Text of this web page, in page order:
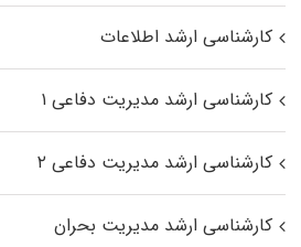
کارشناسی ارشد اطلاعات
کارشناسی ارشد مدیریت دفاعی ۱
کارشناسی ارشد مدیریت دفاعی ۲
کارشناسی ارشد مدیریت بحران